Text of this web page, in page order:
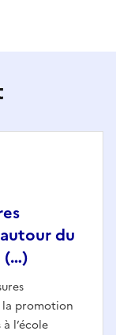
du
(…)
la promotion
l’école